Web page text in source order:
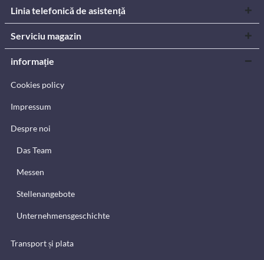
Linia telefonică de asistență
Serviciu magazin
informație
Cookies policy
Impressum
Despre noi
Das Team
Messen
Stellenangebote
Unternehmensgeschichte
Transport și plata